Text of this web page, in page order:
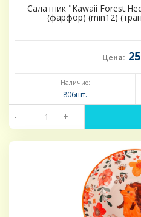
Салатник "Kawaii
(фарфор) (min12)
Цена:
Наличие:
806шт.
- +